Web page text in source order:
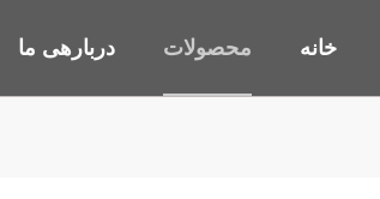
خانه محصولات دربارهی ما